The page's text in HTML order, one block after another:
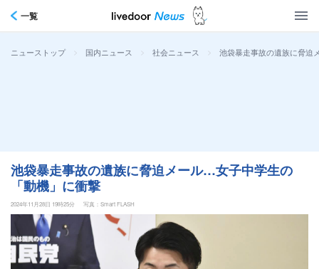
一覧
ニューストップ > 国内ニュース > 社会ニュース > 池袋暴走事故の遺族に脅迫
池袋暴走事故の遺族に脅迫メール…女子中学生の
「動機」に衝撃
2024年11月28日 19時25分 写真：Smart FLASH